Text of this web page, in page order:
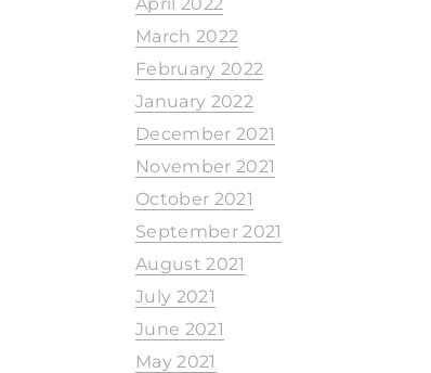
March 2022
February 2022
January 2022
December 2021
November 2021
October 2021
September 2021
August 2021
July 2021
June 2021
May 2021